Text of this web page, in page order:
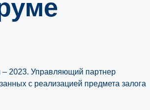
2023. Управляющий партнер
с реализацией предмета залога